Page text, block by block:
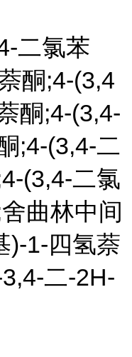
二氯苯
酮;4-(3,4
酮;4-(3,4-
;4-(3,4-二
(3,4-二氯
曲林中间
)-1-四氢萘
二-2H-